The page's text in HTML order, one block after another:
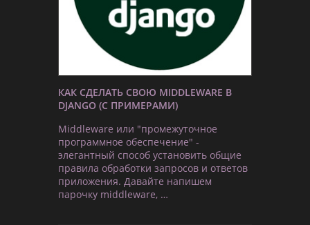
КАК СДЕЛАТЬ СВОЮ MIDDLEWARE В
DJANGO (С ПРИМЕРАМИ)
Middleware или "промежуточное
программное обеспечение" -
элегантный способ установить общие
правила обработки запросов и ответов
приложения. Давайте напишем
парочку middleware, …